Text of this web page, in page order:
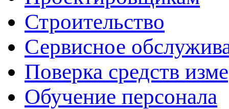
Строительство
Сервисное
Поверка средств
Обучение персонала